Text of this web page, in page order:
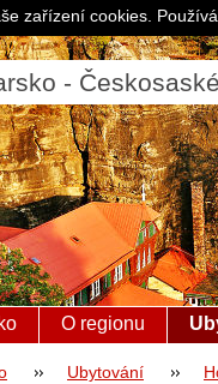
-
O regionu
Ubytování
zařízení cookies.